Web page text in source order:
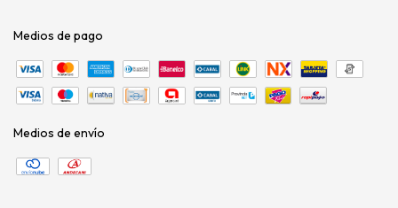
Medios de pago
Medios de envío